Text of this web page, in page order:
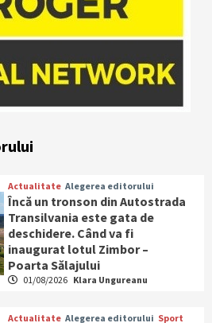
Actualitate Alegerea editorului
Încă un tronson din Autostrada
Transilvania este gata de
deschidere. Când va fi
inaugurat lotul Zimbor –
Poarta Sălajului
01/08/2026 Klara Ungureanu
Actualitate Alegerea editorului Sport